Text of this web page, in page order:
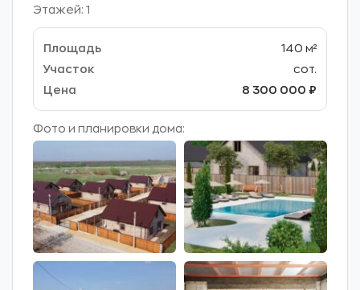
Этажей: 1
140 м²
сот.
8 300 000 ₽
Фото и планировки дома: